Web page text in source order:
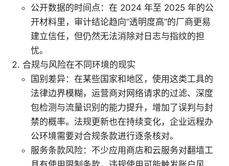
公开数据的时间点：在 2024 年至 2025 年的公
开材料里，审计结论趋向“透明度高”的厂商更易
建立信任，但仍然无法消除对日志与指纹的担
忧。
合规与风险在不同环境的现实
国别差异：在某些国家和地区，使用这类工具的
法律边界模糊，运营商对网络请求的过滤、深度
包检测与流量识别的能力提升，增加了误判与封
禁的概率。法规更新也在持续变化，企业远程办
公环境需要对合规条款进行逐条核对。
服务条款风险：不少应用商店和云服务对翻墙工